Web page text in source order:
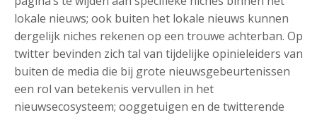
lokale nieuws; ook buiten het lokale nieuws kunnen
dergelijk niches rekenen op een trouwe achterban. Op
twitter bevinden zich tal van tijdelijke opinieleiders van
buiten de media die bij grote nieuwsgebeurtenissen
een rol van betekenis vervullen in het
nieuwsecosysteem; ooggetuigen en de twitterende